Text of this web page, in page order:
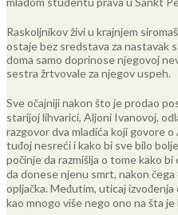
Raskoljnikov živi u krajnjem
ostaje bez sredstava za nastavak
doma samo doprinose njegovoj
sestra žrtvovale za njegov uspeh.
Sve očajniji nakon što je prodao
starijoj lihvarici, Aljoni Ivanovoj,
razgovor dva mladića koji govore
tuđoj nesreći i kako bi sve bilo
počinje da razmišlja o tome kako
da donese njenu smrt, nakon
opljačka. Međutim, uticaj
kao mnogo više nego ono na šta je